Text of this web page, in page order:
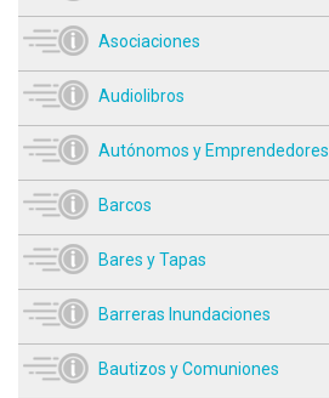
Asociaciones
Audiolibros
Autónomos y Emprendedores
Barcos
Bares y Tapas
Barreras Inundaciones
Bautizos y Comuniones